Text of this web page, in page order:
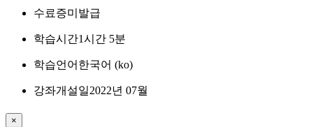
수료증미발급
학습시간1시간 5분
학습언어 한국어 ‎(ko)‎
강좌개설일2022년 07월
×